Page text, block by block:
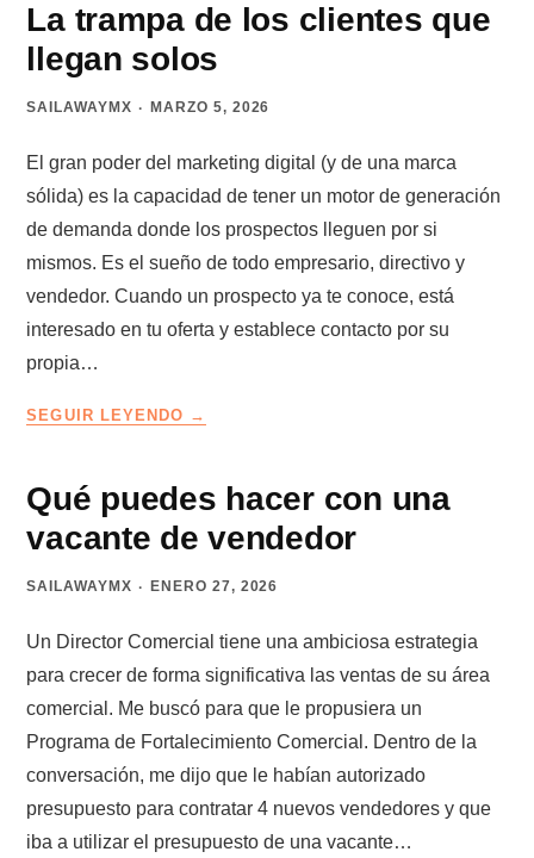
La trampa de los clientes que
llegan solos
SAILAWAYMX MARZO 5, 2026
El gran poder del marketing digital (y de una marca
sólida) es la capacidad de tener un motor de generación
de demanda donde los prospectos lleguen por si
mismos. Es el sueño de todo empresario, directivo y
vendedor. Cuando un prospecto ya te conoce, está
interesado en tu oferta y establece contacto por su
propia…
SEGUIR LEYENDO
LOS
CLIENTES
QUE
SOLOS
Qué puedes hacer con una
vacante de vendedor
SAILAWAYMX ENERO 27, 2026
Un Director Comercial tiene una ambiciosa estrategia
para crecer de forma significativa las ventas de su área
comercial. Me buscó para que le propusiera un
Programa de Fortalecimiento Comercial. Dentro de la
conversación, me dijo que le habían autorizado
presupuesto para contratar 4 nuevos vendedores y que
iba a utilizar el presupuesto de una vacante…